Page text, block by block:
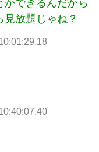
かできるんだから
放題じゃね？